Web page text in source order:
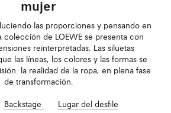
mujer
las proporciones y pensando en
colección de LOEWE se presenta con
reinterpretadas. Las siluetas
las líneas, los colores y las formas se
la realidad de la ropa, en plena fase
de transformación.
Backstage Lugar del desfile